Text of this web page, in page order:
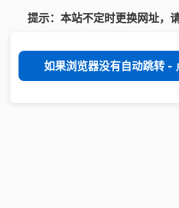
提示：本站不定时更换网址，
如果浏览器没有自动跳转 -